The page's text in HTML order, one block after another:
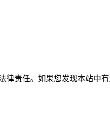
责任。如果您发现本站中